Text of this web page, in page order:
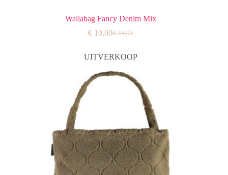
Wallabag Fancy Denim Mix
€34,95
Oorspronkelijke
was:
€10,00Huidige
is:
UITVERKOOP